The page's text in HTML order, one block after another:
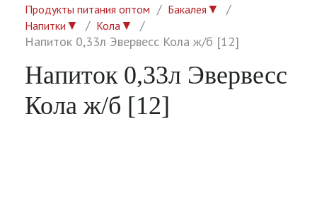
Продукты питания оптом Бакалея ▼
Напитки ▼ Кола▼
Напиток 0,33л Эвервесс Кола ж/б [12]
Напиток 0,33л Эвервесс
Кола ж/б [12]